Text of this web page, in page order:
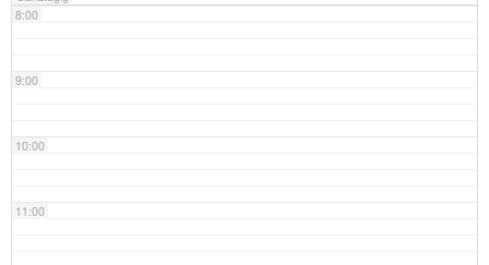
8:00
9:00
10:00
11:00